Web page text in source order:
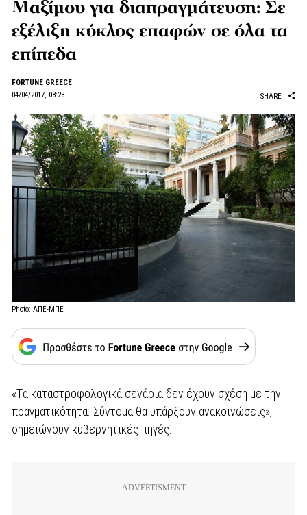
Μαξίμου για διαπραγμάτευση: Σε
εξέλιξη κύκλος επαφών σε όλα τα
επίπεδα
FORTUNE GREECE
04/04/2017, 08:23
SHARE
Photo: ΑΠΕ-ΜΠΕ
«Tα καταστροφολογικά σενάρια δεν έχουν σχέση με την
πραγματικότητα. Σύντομα θα υπάρξουν ανακοινώσεις»,
σημειώνουν κυβερνητικές πηγές.